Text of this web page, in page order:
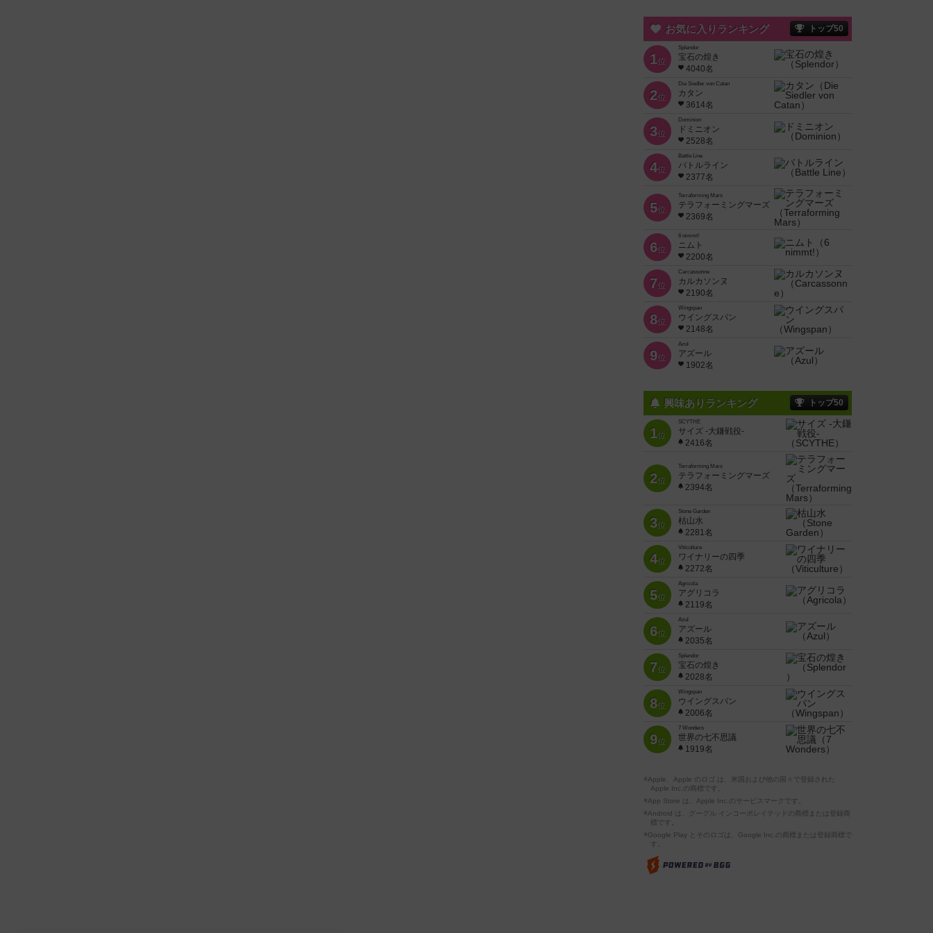
お気に入りランキング トップ50
1位
Splendor
宝石の煌き
4040名
2位
Die Siedler von Catan
カタン
3614名
3位
Dominion
ドミニオン
2528名
4位
Battle Line
バトルライン
2377名
5位
Terraforming Mars
テラフォーミングマーズ
2369名
6位
6 nimmt!
ニムト
2200名
7位
Carcassonne
カルカソンヌ
2190名
8位
Wingspan
ウイングスパン
2148名
9位
Azul
アズール
1902名
興味ありランキング トップ50
1位
SCYTHE
サイズ -大鎌戦役-
2416名
2位
Terraforming Mars
テラフォーミングマーズ
2394名
3位
Stone Garden
枯山水
2281名
4位
Viticulture
ワイナリーの四季
2272名
5位
Agricola
アグリコラ
2119名
6位
Azul
アズール
2035名
7位
Splendor
宝石の煌き
2028名
8位
Wingspan
ウイングスパン
2006名
9位
7 Wonders
世界の七不思議
1919名
※Apple、Apple のロゴ は、米国および他の国々で登録された
Apple Inc.の商標です。
※App Store は、Apple Inc.のサービスマークです。
※Android は、グーグル インコーポレイテッドの商標または登録商
標です。
※Google Play とそのロゴは、Google Inc.の商標または登録商標で
す。